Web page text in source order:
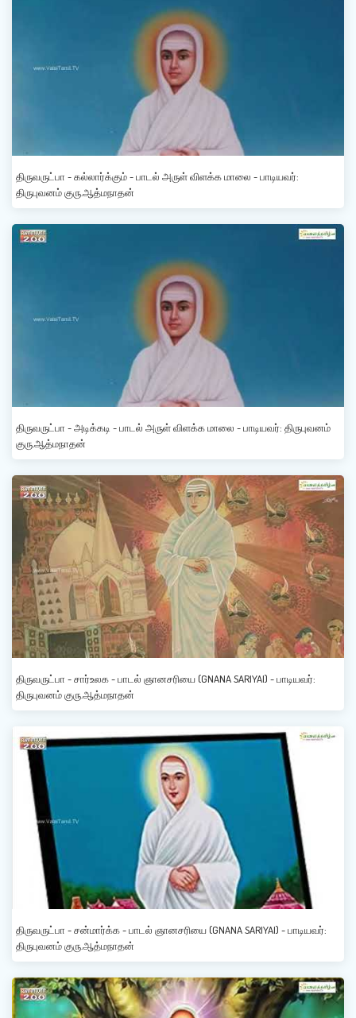
திருவருட்பா - கல்லார்க்கும் - பாடல் அருள் விளக்க மாலை - பாடியவர்:
திருபுவனம் குரு.ஆத்மநாதன்
திருவருட்பா - அடிக்கடி - பாடல் அருள் விளக்க மாலை - பாடியவர்: திருபுவனம்
குரு.ஆத்மநாதன்
திருவருட்பா - சார்உலக - பாடல் ஞானசரியை (GNANA SARIYAI) - பாடியவர்:
திருபுவனம் குரு.ஆத்மநாதன்
திருவருட்பா - சன்மார்க்க - பாடல் ஞானசரியை (GNANA SARIYAI) - பாடியவர்:
திருபுவனம் குரு.ஆத்மநாதன்